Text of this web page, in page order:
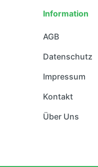
Information
AGB
Datenschutz
Impressum
Kontakt
Über Uns